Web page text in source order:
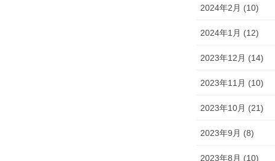
2024年2月 (10)
2024年1月 (12)
2023年12月 (14)
2023年11月 (10)
2023年10月 (21)
2023年9月 (8)
2023年8月 (10)